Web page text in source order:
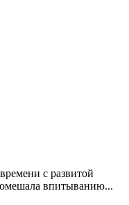
с развитой
впитыванию...